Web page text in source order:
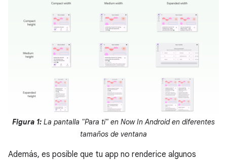
Figura 1: La pantalla "Para ti" en Now In Android en diferentes
tamaños de ventana
Además, es posible que tu app no renderice algunos